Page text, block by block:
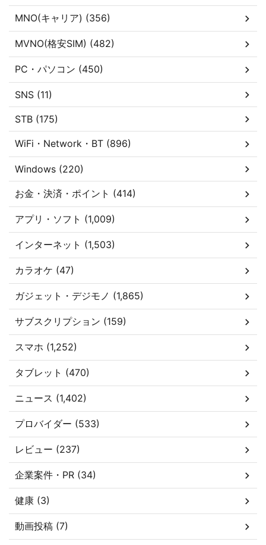
MNO(キャリア) (356)
MVNO(格安SIM) (482)
PC・パソコン (450)
SNS (11)
STB (175)
WiFi・Network・BT (896)
Windows (220)
お金・決済・ポイント (414)
アプリ・ソフト (1,009)
インターネット (1,503)
カラオケ (47)
ガジェット・デジモノ (1,865)
サブスクリプション (159)
スマホ (1,252)
タブレット (470)
ニュース (1,402)
プロバイダー (533)
レビュー (237)
企業案件・PR (34)
健康 (3)
動画投稿 (7)